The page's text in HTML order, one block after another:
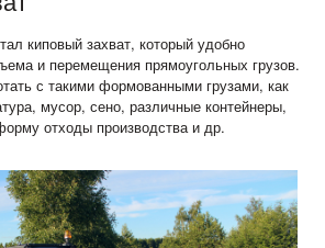
киповый захват, который удобно
и перемещения прямоугольных грузов.
с такими формованными грузами, как
мусор, сено, различные контейнеры,
отходы производства и др.